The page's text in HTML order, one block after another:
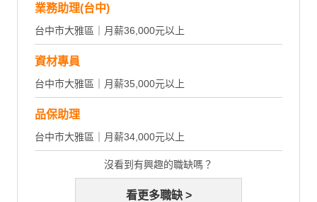
業務助理(台中)
台中市大雅區｜月薪36,000元以上
資材專員
台中市大雅區｜月薪35,000元以上
品保助理
台中市大雅區｜月薪34,000元以上
沒看到有興趣的職缺嗎？
看更多職缺 >